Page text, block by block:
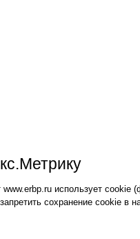
использует
сохранение cookie в